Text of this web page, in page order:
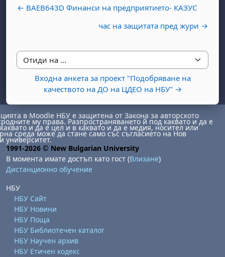
← BAEB643D Финанси на предприятието- КАЗУС
час на защитата пред жури →
Отиди на ...
Входна анкета за проект "Подобряване на
качеството на ДО на ЦДЕО на НБУ" →
1 август
неделя, 2 август
6 август
август8 август
неделя, 9 август
август
август
15 август
неделя, 16 август
август
август
22 август
неделя, 23 август
август
август
29 август
неделя, 30 август
в Moodle НБУ е защитена от Закона за авторското
му права. Разпространяването й под каквато и да е
и да е цел и в каквато и да е медия, носител или
среда може да стане само със съгласието на Нов
университет.
1991-2026 © New Bulgarian University
В момента имате достъп като гост (Влизане)
Дистанционно обучение
НБУ
НБУ Сайт
НБУ Новини
НБУ Поща
НБУ Библиотечен каталог
НБУ Научен архив
НБУ Етичен кодекс